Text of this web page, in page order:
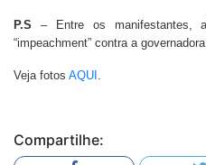
P.S – Entre os manifestantes,
“impeachment” contra a
Veja fotos AQUI
Compartilhe: